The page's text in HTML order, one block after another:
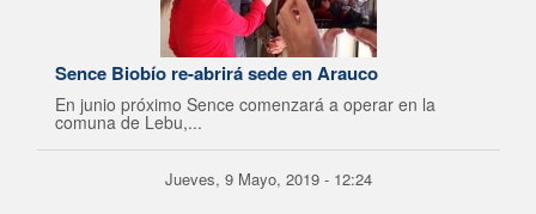
Sence Biobío re-abrirá sede en Arauco
En junio próximo Sence comenzará a operar en la
comuna de Lebu,...
Jueves, 9 Mayo, 2019 - 12:24